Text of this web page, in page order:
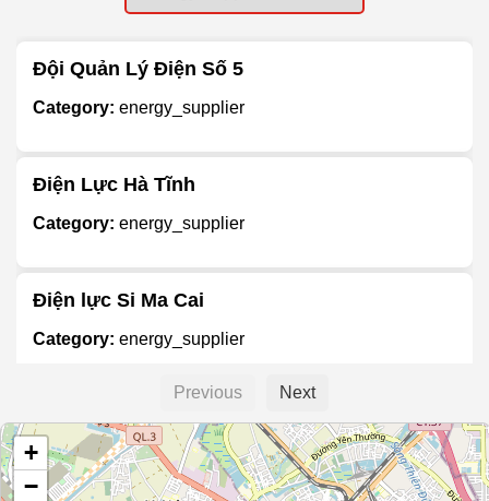
Đội Quản Lý Điện Số 5
Category: energy_supplier
Điện Lực Hà Tĩnh
Category: energy_supplier
Điện lực Si Ma Cai
Category: energy_supplier
Category:energy_supplier
Previous Next
+
−